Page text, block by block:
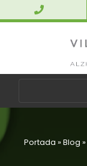
Portada » Blog »